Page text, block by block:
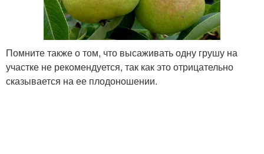
Помните также о том, что высаживать одну грушу на
участке не рекомендуется, так как это отрицательно
сказывается на ее плодоношении.